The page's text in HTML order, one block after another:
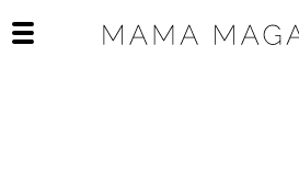
Open het mobiele menu